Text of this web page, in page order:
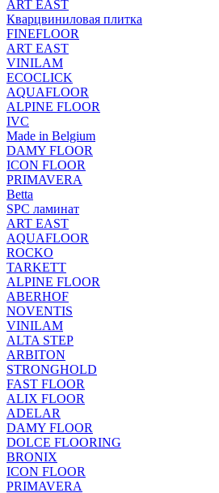
ART EAST
Кварцвиниловая плитка
FINEFLOOR
ART EAST
VINILAM
ECOCLICK
AQUAFLOOR
ALPINE FLOOR
IVC
Made in Belgium
DAMY FLOOR
ICON FLOOR
PRIMAVERA
Betta
SPC ламинат
ART EAST
AQUAFLOOR
ROCKO
TARKETT
ALPINE FLOOR
ABERHOF
NOVENTIS
VINILAM
ALTA STEP
ARBITON
STRONGHOLD
FAST FLOOR
ALIX FLOOR
ADELAR
DAMY FLOOR
DOLCE FLOORING
BRONIX
ICON FLOOR
PRIMAVERA